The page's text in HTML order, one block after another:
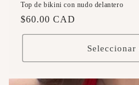
Top de bikini con nudo delantero
Precio
habitual
$60.00 CAD
Seleccionar